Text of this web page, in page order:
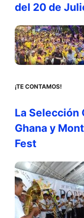
del 20 de
¡TE CONTAMOS!
La Selección
Ghana y
Fest